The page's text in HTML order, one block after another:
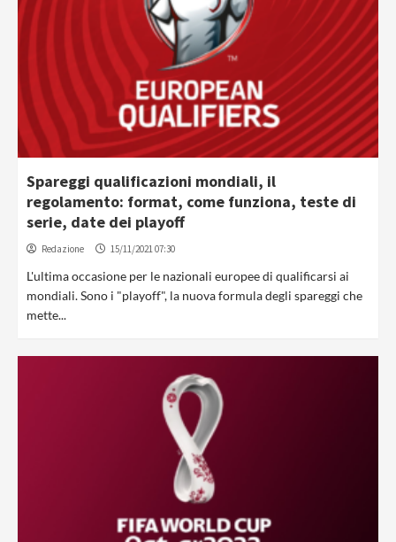
Spareggi qualificazioni mondiali, il
regolamento: format, come funziona, teste di
serie, date dei playoff
Redazione 15/11/2021 07:30
L'ultima occasione per le nazionali europee di qualificarsi ai
mondiali. Sono i "playoff", la nuova formula degli spareggi che
mette...